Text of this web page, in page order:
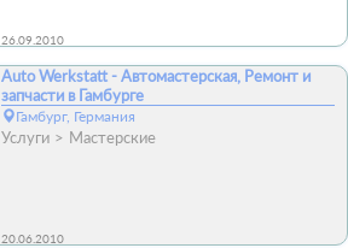
26.09.2010
Auto Werkstatt - Автомастерская, Ремонт и
запчасти в Гамбурге
Гамбург, Германия
Услуги Мастерские
20.06.2010